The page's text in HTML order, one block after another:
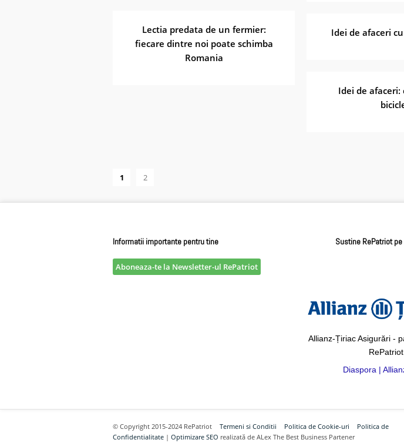
Lectia predata de un fermier:
fiecare dintre noi poate schimba
Romania
Idei de afaceri
Idei de
1 2
Informatii importante pentru tine
Aboneaza-te la Newsletter-ul RePatriot
Sustine RePatriot
Allianz-Țiriac Asigurări -
RePatriot
Diaspora |
© Copyright 2015-2024 RePatriot Termeni si Conditii Politica de Cookie-uri
Politica de
Confidentialitate | Optimizare SEO realizată de ALex The Best Business Partener